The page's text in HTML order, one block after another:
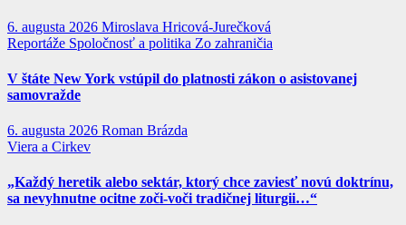
6. augusta 2026 Miroslava Hricová-Jurečková
Reportáže Spoločnosť a politika Zo zahraničia
V štáte New York vstúpil do platnosti zákon o asistovanej
samovražde
6. augusta 2026 Roman Brázda
Viera a Cirkev
„Každý heretik alebo sektár, ktorý chce zaviesť novú doktrínu,
sa nevyhnutne ocitne zoči-voči tradičnej liturgii…“